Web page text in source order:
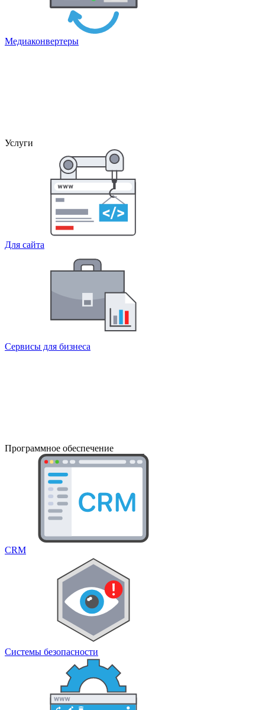
Медиаконвертеры
Услуги
Для сайта
Сервисы для бизнеса
Программное обеспечение
CRM
Системы безопасности